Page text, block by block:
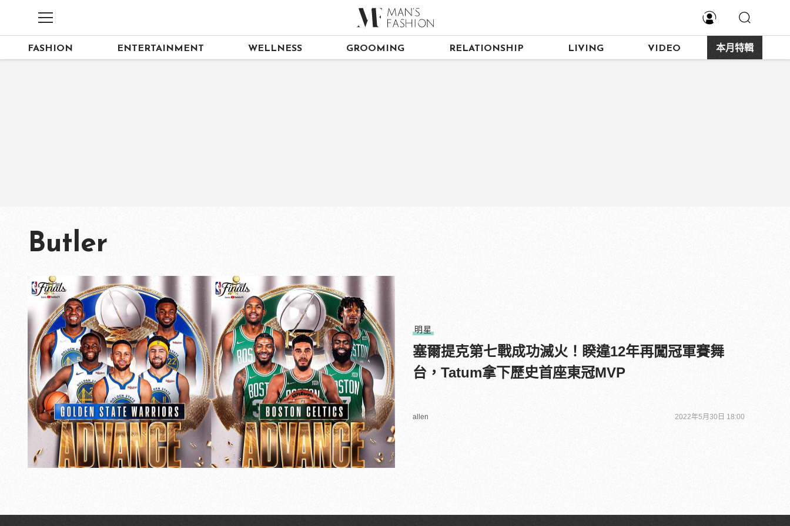
FASHION ENTERTAINMENT WELLNESS GROOMING RELATIONSHIP LIVING VIDEO 本月特輯
Butler
明星
塞爾提克第七戰成功滅火！睽違12年再闖冠軍賽舞
台，Tatum拿下歷史首座東冠MVP
allen 2022年5月30日 18:00